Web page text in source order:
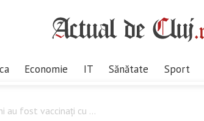
Economie IT Sănătate Sport
au fost vaccinați cu ...